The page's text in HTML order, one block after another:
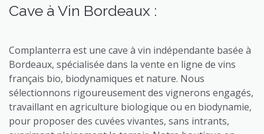
Cave à Vin Bordeaux :
Complanterra est une cave à vin indépendante basée à
Bordeaux, spécialisée dans la vente en ligne de vins
français bio, biodynamiques et nature. Nous
sélectionnons rigoureusement des vignerons engagés,
travaillant en agriculture biologique ou en biodynamie,
pour proposer des cuvées vivantes, sans intrants,